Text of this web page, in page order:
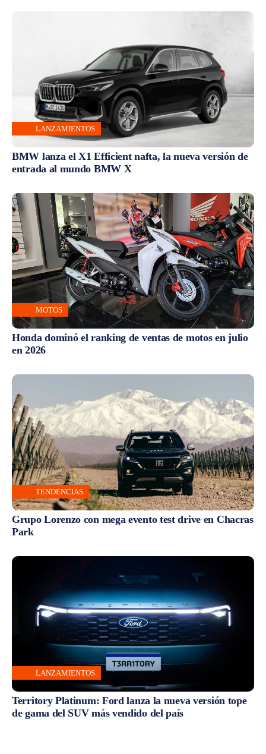
LANZAMIENTOS
BMW lanza el X1 Efficient nafta, la nueva versión de
entrada al mundo BMW X
MOTOS
Honda dominó el ranking de ventas de motos en julio
en 2026
TENDENCIAS
Grupo Lorenzo con mega evento test drive en Chacras
Park
LANZAMIENTOS
Territory Platinum: Ford lanza la nueva versión tope
de gama del SUV más vendido del país